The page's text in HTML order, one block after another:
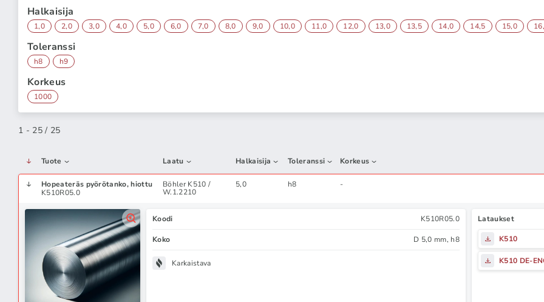
Halkaisija
1,0 2,0 3,0 4,0 5,0 6,0 7,0 8,0 9,0 10,0 11,0 12,0 13,0 13,5 14,0 14,5 15,0
Toleranssi
h8 h9
Korkeus
1000
1 - 25 / 25
Tuote Laatu Halkaisija Toleranssi Korkeus
Hopeateräs pyörötanko, hiottu
K510R05.0
Böhler K510 /
W.1.2210
5,0 h8 -
Koodi K510R05.0
Koko D 5,0 mm, h8
Karkaistava
Lataukset
K510
K510 DE-